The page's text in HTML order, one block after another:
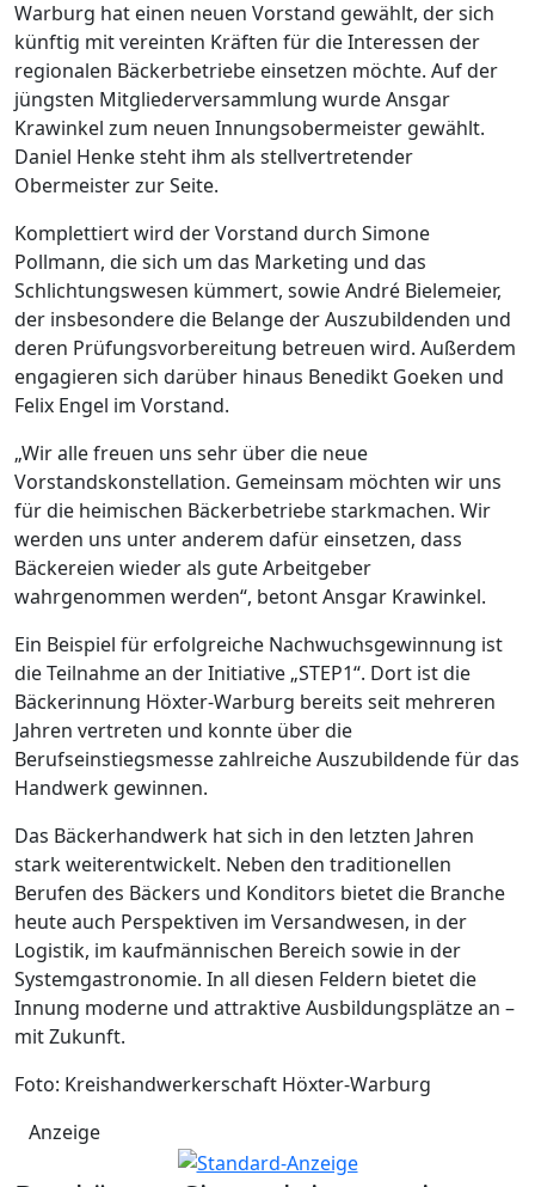
Warburg hat einen neuen Vorstand gewählt, der sich
künftig mit vereinten Kräften für die Interessen der
regionalen Bäckerbetriebe einsetzen möchte. Auf der
jüngsten Mitgliederversammlung wurde Ansgar
Krawinkel zum neuen Innungsobermeister gewählt.
Daniel Henke steht ihm als stellvertretender
Obermeister zur Seite.
Komplettiert wird der Vorstand durch Simone
Pollmann, die sich um das Marketing und das
Schlichtungswesen kümmert, sowie André Bielemeier,
der insbesondere die Belange der Auszubildenden und
deren Prüfungsvorbereitung betreuen wird. Außerdem
engagieren sich darüber hinaus Benedikt Goeken und
Felix Engel im Vorstand.
„Wir alle freuen uns sehr über die neue
Vorstandskonstellation. Gemeinsam möchten wir uns
für die heimischen Bäckerbetriebe starkmachen. Wir
werden uns unter anderem dafür einsetzen, dass
Bäckereien wieder als gute Arbeitgeber
wahrgenommen werden“, betont Ansgar Krawinkel.
Ein Beispiel für erfolgreiche Nachwuchsgewinnung ist
die Teilnahme an der Initiative „STEP1“. Dort ist die
Bäckerinnung Höxter-Warburg bereits seit mehreren
Jahren vertreten und konnte über die
Berufseinstiegsmesse zahlreiche Auszubildende für das
Handwerk gewinnen.
Das Bäckerhandwerk hat sich in den letzten Jahren
stark weiterentwickelt. Neben den traditionellen
Berufen des Bäckers und Konditors bietet die Branche
heute auch Perspektiven im Versandwesen, in der
Logistik, im kaufmännischen Bereich sowie in der
Systemgastronomie. In all diesen Feldern bietet die
Innung moderne und attraktive Ausbildungsplätze an –
mit Zukunft.
Foto: Kreishandwerkerschaft Höxter-Warburg
Anzeige